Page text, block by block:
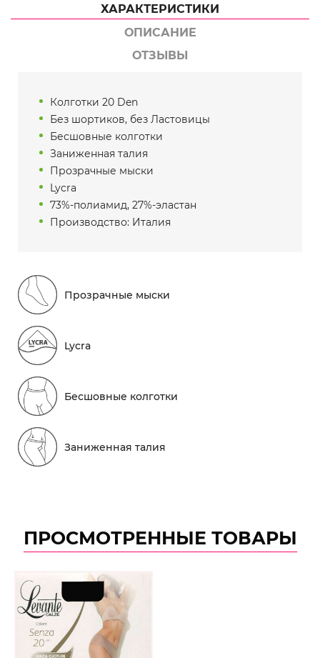
ХАРАКТЕРИСТИКИ
ОПИСАНИЕ
ОТЗЫВЫ
Колготки 20 Den
Без шортиков, без Ластовицы
Бесшовные колготки
Заниженная талия
Прозрачные мыски
Lycra
73%-полиамид, 27%-эластан
Производство: Италия
Прозрачные мыски
Lycra
Бесшовные колготки
Заниженная талия
ПРОСМОТРЕННЫЕ ТОВАРЫ